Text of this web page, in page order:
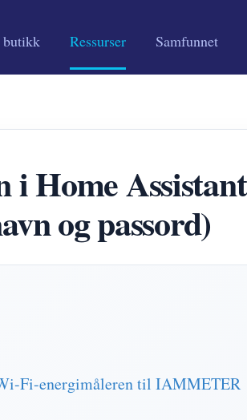
butikk Ressurser Samfunnet
Home
og passord)
Fi-energimåleren til IAMMETER